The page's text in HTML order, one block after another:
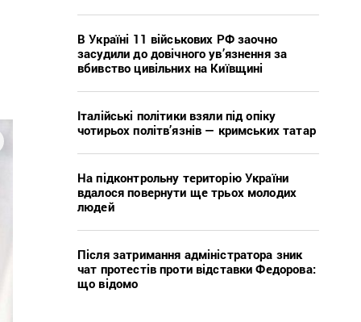
В Україні 11 військових РФ заочно
засудили до довічного ув’язнення за
вбивство цивільних на Київщині
Італійські політики взяли під опіку
чотирьох політв’язнів — кримських татар
На підконтрольну територію України
вдалося повернути ще трьох молодих
людей
Після затримання адміністратора зник
чат протестів проти відставки Федорова:
що відомо